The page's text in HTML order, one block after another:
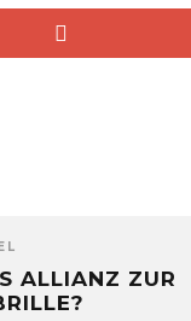
ALLIANZ ZUR